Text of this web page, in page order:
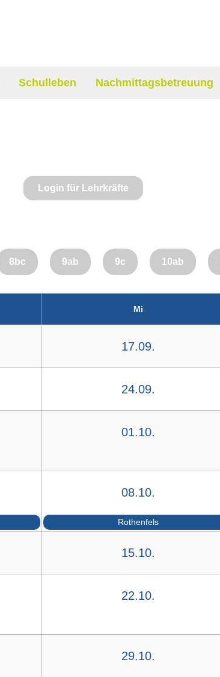
Schulleben Nachmittagsbetreuung
Login für Lehrkräfte
8bc 9ab 9c 10ab
Mi
17.09.
24.09.
01.10.
08.10.
Rothenfels
15.10.
22.10.
29.10.